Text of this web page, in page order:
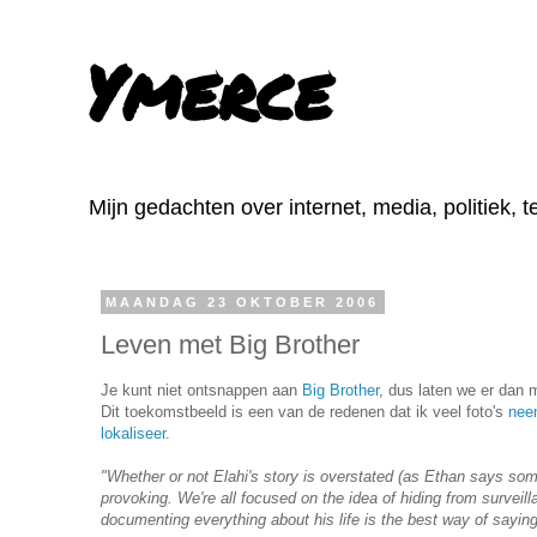
Ymerce
Mijn gedachten over internet, media, politiek,
MAANDAG 23 OKTOBER 2006
Leven met Big Brother
Je kunt niet ontsnappen aan Big Brother, dus laten we er dan
Dit toekomstbeeld is een van de redenen dat ik veel foto's
lokaliseer.
"Whether or not Elahi's story is overstated (as Ethan says
provoking. We're all focused on the idea of hiding from
documenting everything about his life is the best way of